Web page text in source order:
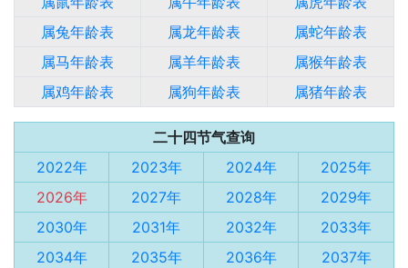
属兔年龄表
属龙年龄表
属蛇年龄表
属马年龄表
属羊年龄表
属猴年龄表
属鸡年龄表
属狗年龄表 属猪年龄表
二十四节气查询
2022年
2023年 2024年
2025年
2026年
2027年 2028年
2029年
2030年
2031年 2032年
2033年
2034年
2035年 2036年 2037年